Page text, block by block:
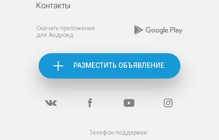
Контакты
Скачать приложение
для Андроид
РАЗМЕСТИТЬ ОБЪЯВЛЕНИЕ
Телефон поддержки